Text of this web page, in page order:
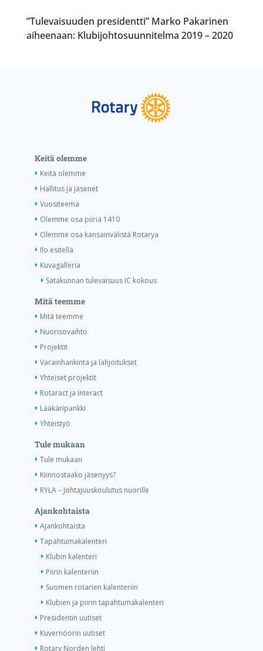
”Tulevaisuuden presidentti” Marko Pakarinen
aiheenaan: Klubijohtosuunnitelma 2019 – 2020
Keitä olemme
Keitä olemme
Hallitus ja jäsenet
Vuositeema
Olemme osa piiriä 1410
Olemme osa kansainvälistä Rotarya
Ilo esitellä
Kuvagalleria
Satakunnan tulevaisuus IC kokous
Mitä teemme
Mitä teemme
Nuorisovaihto
Projektit
Varainhankinta ja lahjoitukset
Yhteiset projektit
Rotaract ja Interact
Lääkäripankki
Yhteistyö
Tule mukaan
Tule mukaan
Kiinnostaako jäsenyys?
RYLA – Johtajuuskoulutus nuorille
Ajankohtaista
Ajankohtaista
Tapahtumakalenteri
Klubin kalenteri
Piirin kalenteriin
Suomen rotarien kalenteriin
Klubien ja piirin tapahtumakalenteri
Presidentin uutiset
Kuvernöörin uutiset
Rotary Norden lehti